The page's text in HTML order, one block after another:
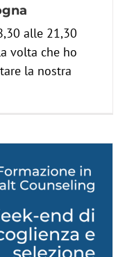
alle 21,30
volta che ho
la nostra